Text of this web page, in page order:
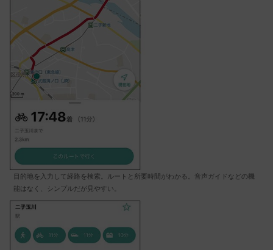
目的地を入力して経路を検索。ルートと所要時間がわかる。音声ガイドなどの機
能はなく、シンプルだが見やすい。